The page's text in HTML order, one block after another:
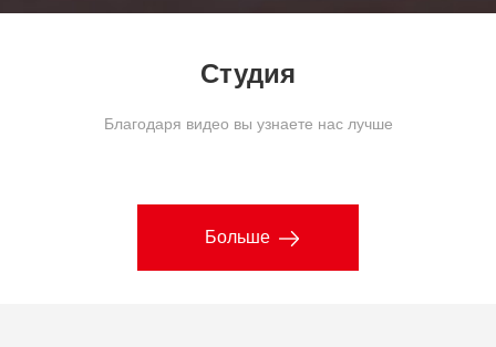
Студия
Благодаря видео вы узнаете нас лучше
Больше